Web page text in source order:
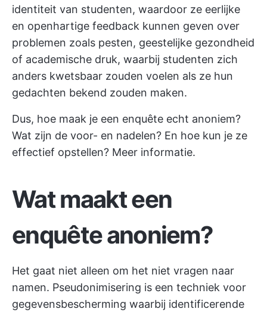
identiteit van studenten, waardoor ze eerlijke
en openhartige feedback kunnen geven over
problemen zoals pesten, geestelijke gezondheid
of academische druk, waarbij studenten zich
anders kwetsbaar zouden voelen als ze hun
gedachten bekend zouden maken.
Dus, hoe maak je een enquête echt anoniem?
Wat zijn de voor- en nadelen? En hoe kun je ze
effectief opstellen? Meer informatie.
Wat maakt een
enquête anoniem?
Het gaat niet alleen om het niet vragen naar
namen. Pseudonimisering is een techniek voor
gegevensbescherming waarbij identificerende